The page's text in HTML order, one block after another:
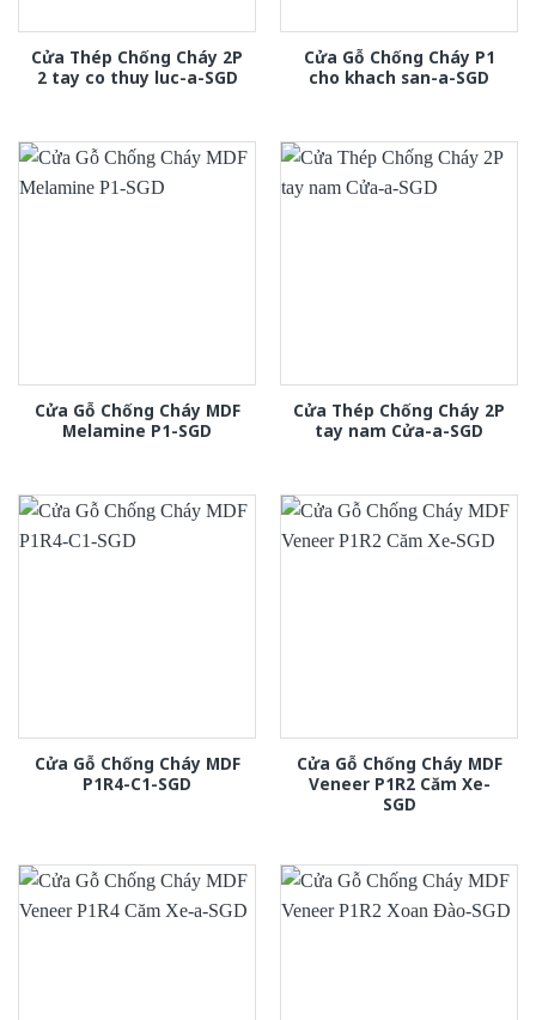
Cửa Thép Chống Cháy 2P
2 tay co thuy luc-a-SGD
Cửa Gỗ Chống Cháy P1
cho khach san-a-SGD
Cửa Gỗ Chống Cháy MDF
Melamine P1-SGD
Cửa Thép Chống Cháy 2P
tay nam Cửa-a-SGD
Cửa Gỗ Chống Cháy MDF
P1R4-C1-SGD
Cửa Gỗ Chống Cháy MDF
Veneer P1R2 Căm Xe-
SGD